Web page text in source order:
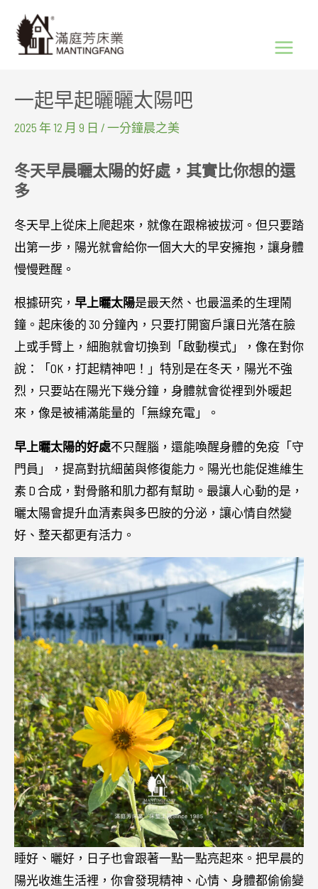
Menu
一起早起曬曬太陽吧
2025 年 12 月 9 日 / 一分鐘晨之美
冬天早晨曬太陽的好處，其實比你想的還
多
冬天早上從床上爬起來，就像在跟棉被拔河。但只要踏
出第一步，陽光就會給你一個大大的早安擁抱，讓身體
慢慢甦醒。
根據研究， 早上曬太陽是最天然、也最溫柔的生理鬧
鐘。起床後的 30 分鐘內，只要打開窗戶讓日光落在臉
上或手臂上，細胞就會切換到「啟動模式」，像在對你
說：「OK，打起精神吧！」特別是在冬天，陽光不強
烈，只要站在陽光下幾分鐘，身體就會從裡到外暖起
來，像是被補滿能量的「無線充電」。
早上曬太陽的好處不只醒腦，還能喚醒身體的免疫「守
門員」，提高對抗細菌與修復能力。陽光也能促進維生
素 D 合成，對骨骼和肌力都有幫助。最讓人心動的是，
曬太陽會提升血清素與多巴胺的分泌，讓心情自然變
好、整天都更有活力。
睡好、曬好，日子也會跟著一點一點亮起來。把早晨的
陽光收進生活裡，你會發現精神、心情、身體都偷偷變